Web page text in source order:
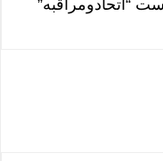
“اتحادومراقبه”